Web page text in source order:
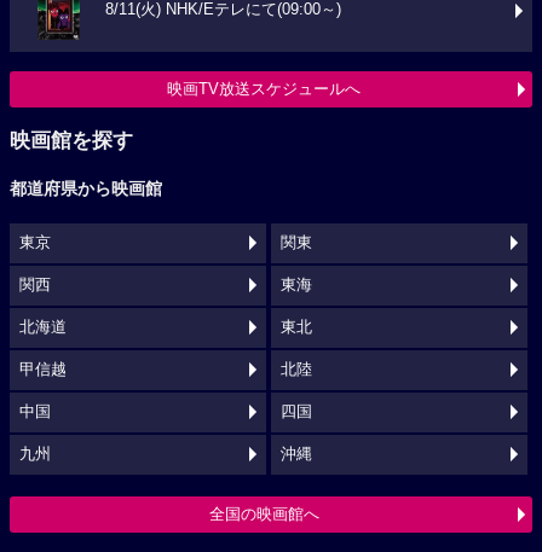
8/11(火) NHK/Eテレにて(09:00～)
映画TV放送スケジュールへ
映画館を探す
都道府県から映画館
東京 関東
関西 東海
北海道 東北
甲信越 北陸
中国 四国
九州 沖縄
全国の映画館へ